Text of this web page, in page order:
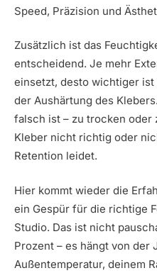
Speed, Präzision und
Zusätzlich ist das
entscheidend. Je mehr
einsetzt, desto wichtiger
der Aushärtung des
falsch ist – zu trocken
Kleber nicht richtig oder
Retention leidet.
Hier kommt wieder die
ein Gespür für die richtige
Studio. Das ist nicht
Prozent – es hängt von der
Außentemperatur, deinem